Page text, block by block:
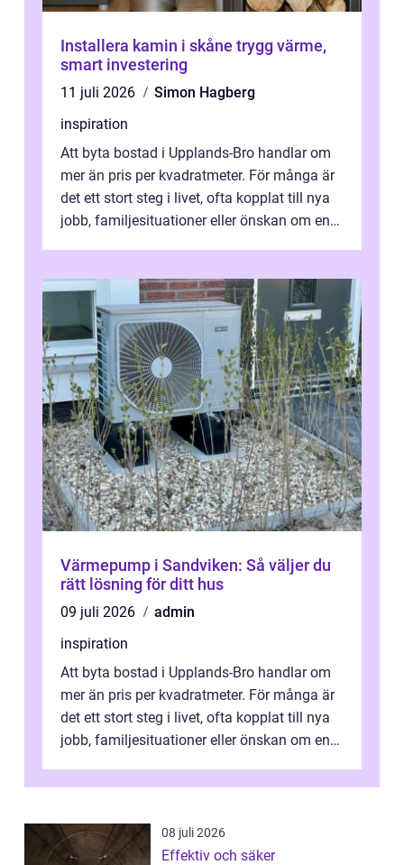
Installera kamin i skåne trygg värme,
smart investering
11 juli 2026
Simon Hagberg
inspiration
Att byta bostad i Upplands-Bro handlar om
mer än pris per kvadratmeter. För många är
det ett stort steg i livet, ofta kopplat till nya
jobb, familjesituationer eller önskan om en
Värmepump i Sandviken: Så väljer du
rätt lösning för ditt hus
09 juli 2026
admin
inspiration
Att byta bostad i Upplands-Bro handlar om
mer än pris per kvadratmeter. För många är
det ett stort steg i livet, ofta kopplat till nya
jobb, familjesituationer eller önskan om en
08 juli 2026
Effektiv och säker